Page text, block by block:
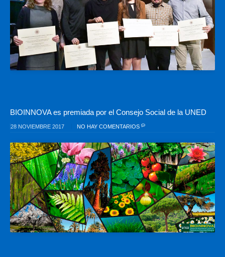
BIOINNOVA es premiada por el Consejo Social de la UNED
28 NOVIEMBRE 2017 NO HAY COMENTARIOS